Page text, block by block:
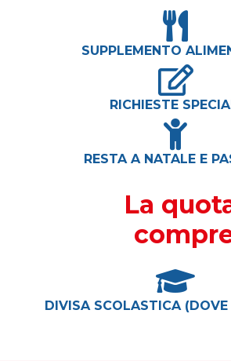
SUPPLEMENTO
RICHIESTE
RESTA A NATALE E
La
DIVISA SCOLASTICA (DOVE